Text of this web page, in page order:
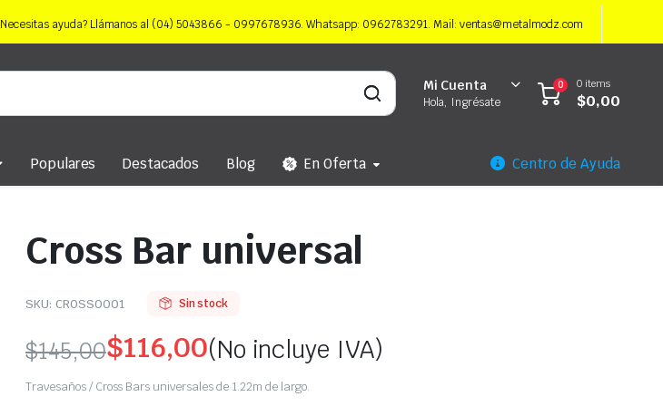
Necesitas ayuda? Llámanos al (04) 5043866 - 0997678936. Whatsapp: 0962783291. Mail: ventas@metalmodz.com
Mi Cuenta
Hola, Ingrésate
0 0 items
$0,00
Populares Destacados Blog En Oferta Centro de Ayuda
Cross Bar universal
SKU: CROSS0001 Sin stock
$145,00
Original
$116,00
Current
(No incluye IVA)
Travesaños / Cross Bars universales de 1.22m de largo.